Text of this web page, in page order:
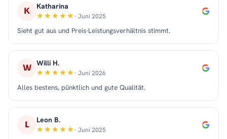
K Katharina
· Juni 2025
Sieht gut aus und Preis-Leistungsverhältnis stimmt.
W Willi H.
· Juni 2026
Alles bestens, pünktlich und gute Qualität.
L Leon B.
· Juni 2025